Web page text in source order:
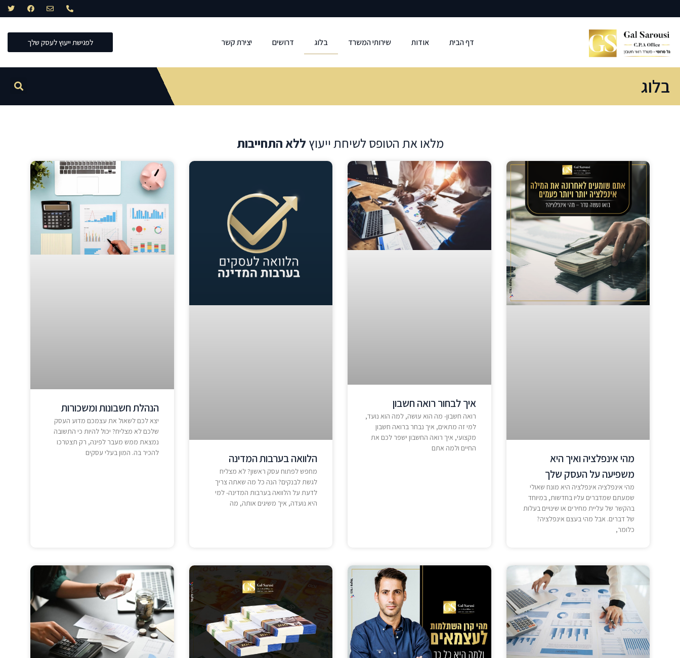
דף הבית אודות שירותי המשרד בלוג דרושים יצירת קשר לפגישת ייעוץ לעסק שלך
בלוג
מלאו את הטופס לשיחת ייעוץ ללא התחייבות
מהי אינפלציה ואיך היא
משפיעה על העסק שלך
מהי אינפלציה אינפלציה היא מונח שאולי
שמעתם שמדברים עליו בחדשות, במיוחד
בהקשר של עליית מחירים או שינויים בעלות
של דברים. אבל מהי בעצם אינפלציה?
כלומר,
איך לבחור רואה חשבון
רואה חשבון- מה הוא עושה, למה הוא נועד,
למי זה מתאים, איך נבחר ברואה חשבון
מקצועי, איך רואה החשבון ישפר לכם את
החיים ולמה אתם
הלוואה בערבות המדינה
מחפש לפתוח עסק ראשון? לא מצליח
לגשת לבנקים? הנה כל מה שאתה צריך
לדעת על הלוואה בערבות המדינה- למי
היא נועדה, איך משיגים אותה, מה
הנהלת חשבונות ומשכורות
יצא לכם לשאול את עצמכם מדוע העסק
שלכם לא מצליח? יכול להיות כי התשובה
נמצאת ממש מעבר לפינה, רק תצטרכו
להכיר בה. המון בעלי עסקים